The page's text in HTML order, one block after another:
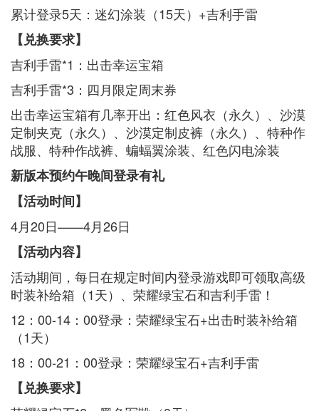
累计登录5天：迷幻涂装（15天）+吉利手雷
【兑换要求】
吉利手雷*1：出击幸运宝箱
吉利手雷*3：四月限定周末券
出击幸运宝箱有几率开出：红色风衣（永久）、沙漠
定制夹克（永久）、沙漠定制皮裤（永久）、特种作
战服、特种作战裤、蝙蝠翼涂装、红色闪电涂装
新版本预约午晚间登录有礼
【活动时间】
4月20日——4月26日
【活动内容】
活动期间，每日在规定时间内登录游戏即可领取高级
时装补给箱（1天）、荣耀绿宝石和吉利手雷！
12：00-14：00登录：荣耀绿宝石+出击时装补给箱
（1天）
18：00-21：00登录：荣耀绿宝石+吉利手雷
【兑换要求】